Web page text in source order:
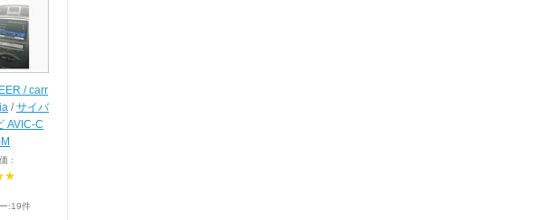
/ carr
/サイバ
AVIC-C
:
:19件